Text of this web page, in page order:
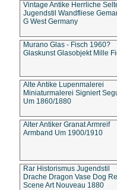
Vintage Antike Herrliche
Jugendstil Wandfliese
G West Germany
Murano Glas - Fisch 1960?
Glaskunst Glasobjekt Mille
Alte Antike Lupenmalerei
Miniaturmalerei Signiert
Um 1860/1880
Alter Antiker Granat Armreif
Armband Um 1900/1910
Rar Historismus Jugendstil
Drache Dragon Vase Dog
Scene Art Nouveau 1880